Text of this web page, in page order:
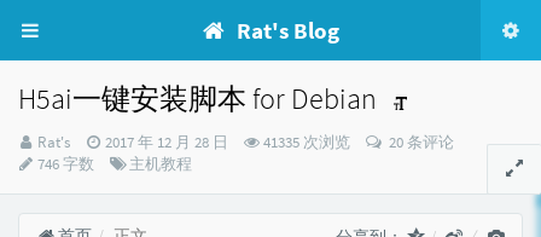
Rat's Blog
H5ai一键安装脚本 for Debian
博
主：
Rat's
发
布
2017 年 12 月 28 日 41335 次浏览
20 条评论
746 字数
分
主机教程